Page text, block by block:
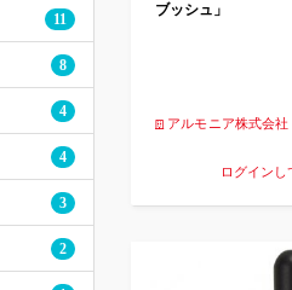
11
8
4
4
3
2
ブッシュ」
アルモニア株式会社
ログイン